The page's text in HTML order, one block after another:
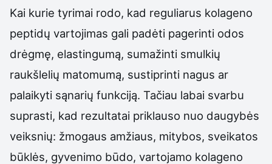
Kai kurie tyrimai rodo, kad reguliarus kolageno
peptidų vartojimas gali padėti pagerinti odos
drėgmę, elastingumą, sumažinti smulkių
raukšlelių matomumą, sustiprinti nagus ar
palaikyti sąnarių funkciją. Tačiau labai svarbu
suprasti, kad rezultatai priklauso nuo daugybės
veiksnių: žmogaus amžiaus, mitybos, sveikatos
būklės, gyvenimo būdo, vartojamo kolageno